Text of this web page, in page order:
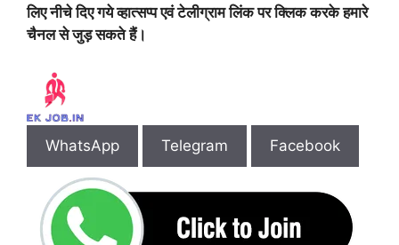
लिए नीचे दिए गये व्हात्सप्प एवं टेलीग्राम लिंक पर क्लिक करके हमारे
चैनल से जुड़ सकते हैं।
WhatsApp Telegram Facebook